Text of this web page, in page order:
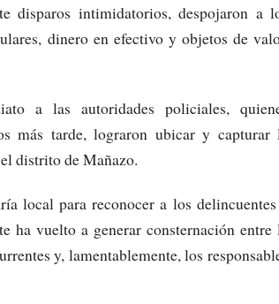
disparos intimidatorios, despojaron a
dinero en efectivo y objetos de
a las autoridades policiales,
más tarde, lograron ubicar y capturar
distrito de Mañazo.
local para reconocer a los
ha vuelto a generar consternación entre
y, lamentablemente, los